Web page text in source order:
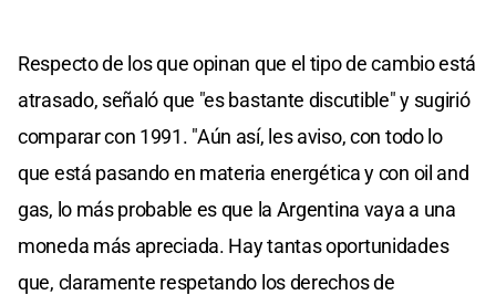
Respecto de los que opinan que el tipo de cambio está
atrasado, señaló que "es bastante discutible" y sugirió
comparar con 1991. "Aún así, les aviso, con todo lo
que está pasando en materia energética y con oil and
gas, lo más probable es que la Argentina vaya a una
moneda más apreciada. Hay tantas oportunidades
que, claramente respetando los derechos de